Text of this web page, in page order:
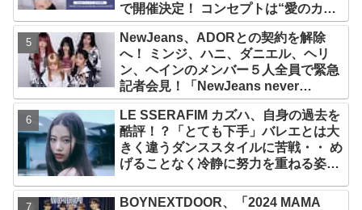
で開催決定！ コンセプトは“愛のカケ
ラ”！？ 14日には新アルバム
『AMORTAGE』もリリース
NewJeans、ADORとの契約を解除
へ！ ミンジ、ハニ、ダニエル、ヘリ
ン、ヘインのメンバー５人全員で緊急
記者会見！「NewJeans never
dies!」と微笑みの宣言！ ADOR側、
2029年まで契約有効と主張
LE SSERAFIM カズハ、自身の過去を
酷評！？「とても下手」バレエとは大
きく違うダンススタイルに苦戦・・ め
げることなく冷静に努力を重ねる姿に
BOYNEXTDOOR、「2024 MAMA